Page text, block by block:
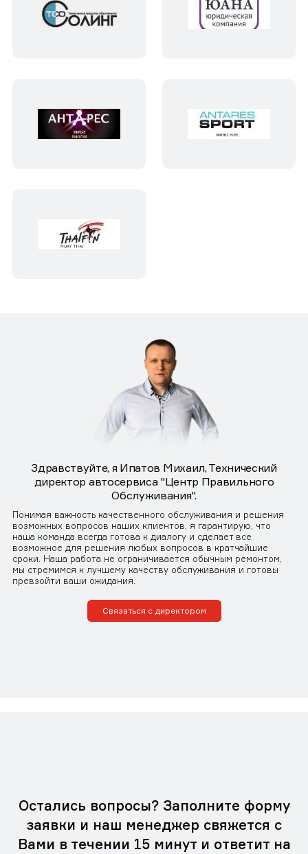
Здравствуйте, я Ипатов Михаил, Технический
директор автосервиса "Центр Правильного
Обслуживания".
Понимая важность качественного обслуживания и решения
возможных вопросов наших клиентов, я гарантирую, что
наша команда всегда готова к диалогу и сделает все
возможное для решения любых вопросов в кратчайшие
сроки. Наша работа не ограничивается обычным ремонтом,
мы стремимся к лучшему качеству обслуживания и готовы
превзойти ваши ожидания.
Связаться с директором
Остались вопросы? Заполните форму
заявки и наш менеджер свяжется с
Вами в течении 15 минут и ответит на